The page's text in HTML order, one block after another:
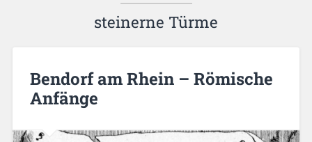
steinerne Türme
Bendorf am Rhein – Römische
Anfänge